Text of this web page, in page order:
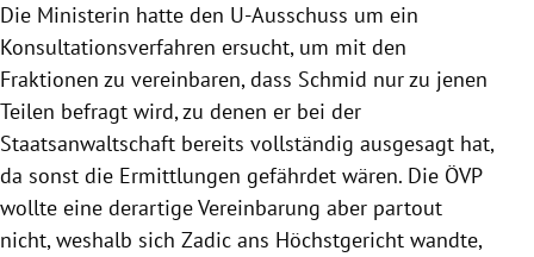
Die Ministerin hatte den U-Ausschuss um ein
Konsultationsverfahren ersucht, um mit den
Fraktionen zu vereinbaren, dass Schmid nur zu jenen
Teilen befragt wird, zu denen er bei der
Staatsanwaltschaft bereits vollständig ausgesagt hat,
da sonst die Ermittlungen gefährdet wären. Die ÖVP
wollte eine derartige Vereinbarung aber partout
nicht, weshalb sich Zadic ans Höchstgericht wandte,